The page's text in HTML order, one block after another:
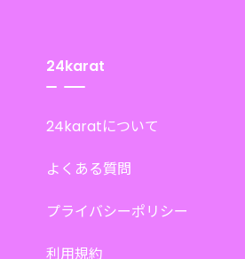
24karat
24karatについて
よくある質問
プライバシーポリシー
利用規約